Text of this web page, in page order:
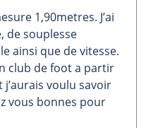
1,90metres. J’ai
de souplesse
ainsi que de vitesse.
club de foot a partir
j’aurais voulu savoir
vous bonnes pour